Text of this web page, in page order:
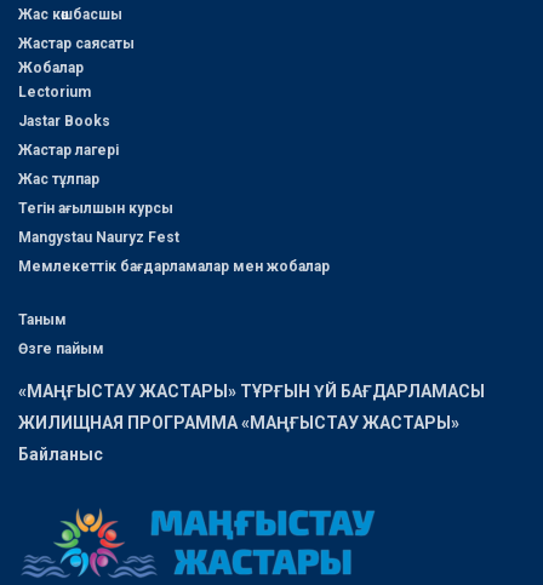
Жас көшбасшы
Жастар саясаты
Жобалар
Lectorium
Jastar Books
Жастар лагері
Жас тұлпар
Тегін ағылшын курсы
Mangystau Nauryz Fest
Мемлекеттік бағдарламалар мен жобалар
Таным
Өзге пайым
«МАҢҒЫСТАУ ЖАСТАРЫ» ТҰРҒЫН ҮЙ БАҒДАРЛАМАСЫ
ЖИЛИЩНАЯ ПРОГРАММА «МАҢҒЫСТАУ ЖАСТАРЫ»
Байланыс